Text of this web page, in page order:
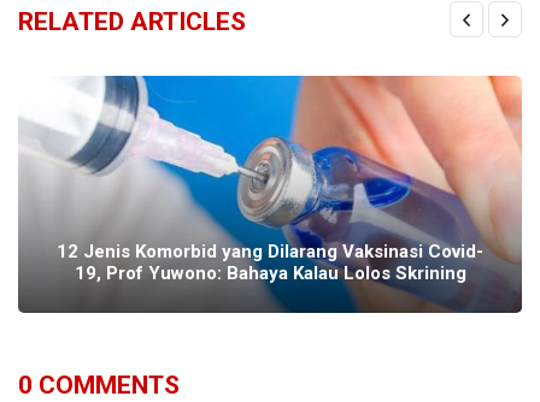
RELATED ARTICLES
12 Jenis Komorbid yang Dilarang Vaksinasi Covid-
19, Prof Yuwono: Bahaya Kalau Lolos Skrining
0 COMMENTS